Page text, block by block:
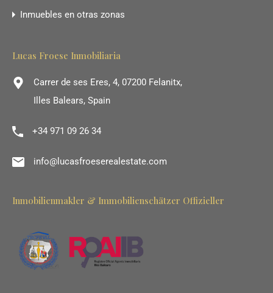
Inmuebles en otras zonas
Lucas Froese Inmobiliaria
Carrer de ses Eres, 4, 07200 Felanitx,
Illes Balears, Spain
+34 971 09 26 34
info@lucasfroeserealestate.com
Inmobilienmakler & Immobilienschätzer Offizieller